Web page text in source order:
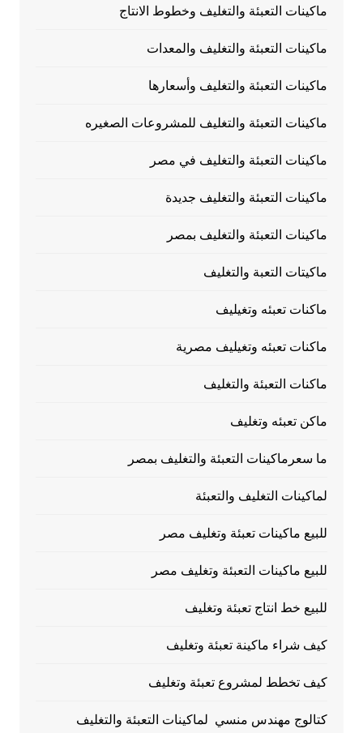
ماكينات التعبئة والتغليف وخطوط الانتاج
ماكينات التعبئة والتغليف والمعدات
ماكينات التعبئة والتغليف وأسعارها
ماكينات التعبئة والتغليف للمشروعات الصغيره
ماكينات التعبئة والتغليف في مصر
ماكينات التعبئة والتغليف جديدة
ماكينات التعبئة والتغليف بمصر
ماكيتات التعبة والتغليف
ماكنات تعبئه وتغيليف
ماكنات تعبئه وتغيليف مصرية
ماكنات التعبئة والتغليف
ماكن تعبئه وتغليف
ما سعرماكينات التعبئة والتغليف بمصر
لماكينات التغليف والتعبئة
للبيع ماكينات تعبئة وتغليف مصر
للبيع ماكينات التعبئة وتغليف مصر
للبيع خط انتاج تعبئة وتغليف
كيف شراء ماكينة تعبئة وتغليف
كيف تخطط لمشروع تعبئة وتغليف
كتالوج مهندس منسي لماكينات التعبئة والتغليف